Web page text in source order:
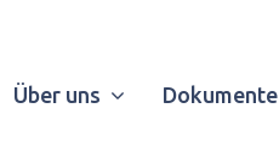
Über uns Dokumente